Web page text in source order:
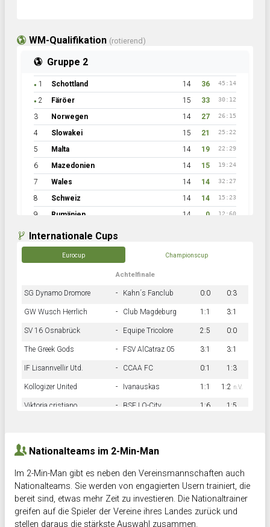
WM-Qualifikation (rotierend)
Gruppe 2
● 1 Schottland 14 36 45:14
● 2 Färöer 15 33 30:12
3 Norwegen 14 27 26:15
4 Slowakei 15 21 25:22
5 Malta 14 19 22:29
6 Mazedonien 14 15 19:24
7 Wales 14 14 32:27
8 Schweiz 14 14 15:23
9 Rumänien 14 0 12:60
Internationale Cups
Eurocup Championscup
Achtelfinale
SG Dynamo Dromore - Kahn´s Fanclub 0:0 0:3
GW Wusch Herrlich - Club Magdeburg 1:1 3:1
SV 16 Osnabrück - Equipe Tricolore 2:5 0:0
The Greek Gods - FSV AlCatraz 05 3:1 3:1
IF Lisannvellir Utd. - CCAA FC 0:1 1:3
Kollogizer United - Ivanauskas 1:1 1:2 n.V.
Viktoria cristiano - BSF LO-City 1:6 1:5
Nationalteams im 2-Min-Man
Im 2-Min-Man gibt es neben den Vereinsmannschaften auch
Nationalteams. Sie werden von engagierten Usern trainiert, die
bereit sind, etwas mehr Zeit zu investieren. Die Nationaltrainer
greifen auf die Spieler der Vereine ihres Landes zurück und
stellen daraus die stärkste Auswahl zusammen.